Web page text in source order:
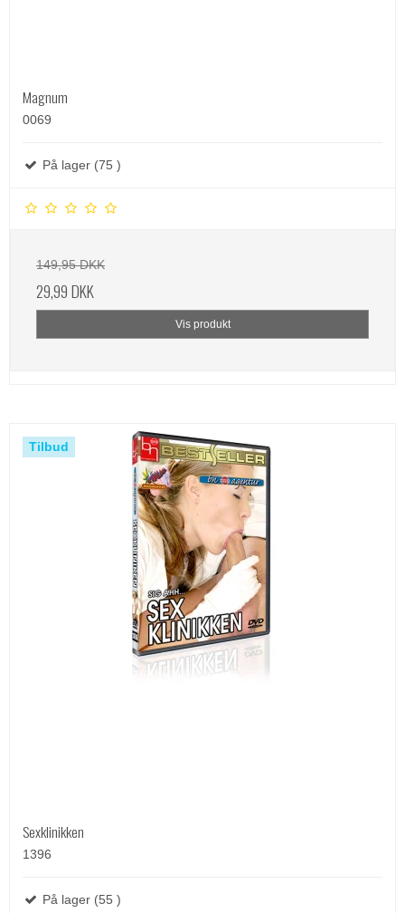
Magnum
0069
På lager (75 )
149,95 DKK
29,99 DKK
Vis produkt
Tilbud
Sexklinikken
1396
På lager (55 )